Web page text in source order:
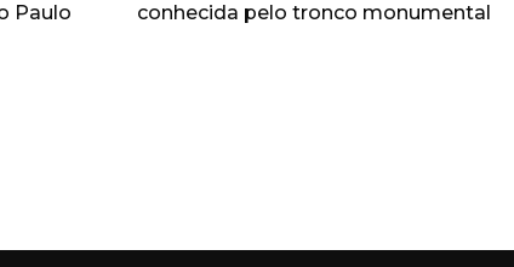
Paulo
conhecida pelo tronco monumental